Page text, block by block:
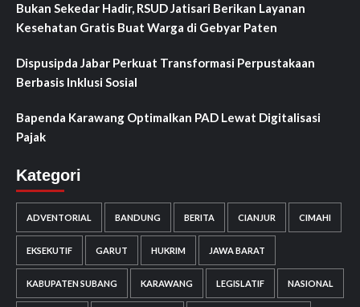
Bukan Sekedar Hadir, RSUD Jatisari Berikan Layanan
Kesehatan Gratis Buat Warga di Gebyar Paten
Dispusipda Jabar Perkuat Transformasi Perpustakaan
Berbasis Inklusi Sosial
Bapenda Karawang Optimalkan PAD Lewat Digitalisasi
Pajak
Kategori
ADVENTORIAL BANDUNG BERITA CIANJUR CIMAHI
EKSEKUTIF GARUT HUKRIM JAWA BARAT
KABUPATEN SUBANG KARAWANG LEGISLATIF NASIONAL